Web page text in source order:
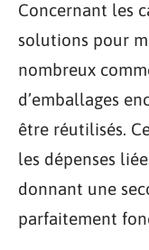
Concernant les
solutions pour
nombreux
d’emballages
être réutilisés.
les dépenses
donnant une
parfaitement